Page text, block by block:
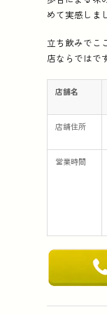
めて実感しま
立ち飲みでこ
店ならではで
店舗名
店舗住所
営業時間